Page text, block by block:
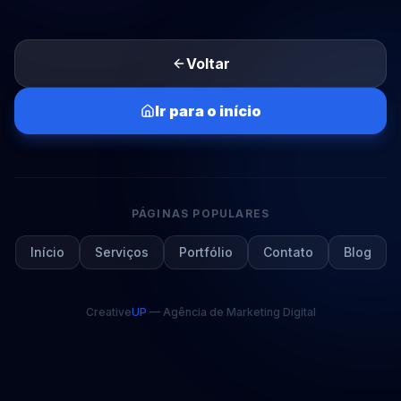
Voltar
Ir para o início
PÁGINAS POPULARES
Início Serviços Portfólio Contato Blog
CreativeUP — Agência de Marketing Digital